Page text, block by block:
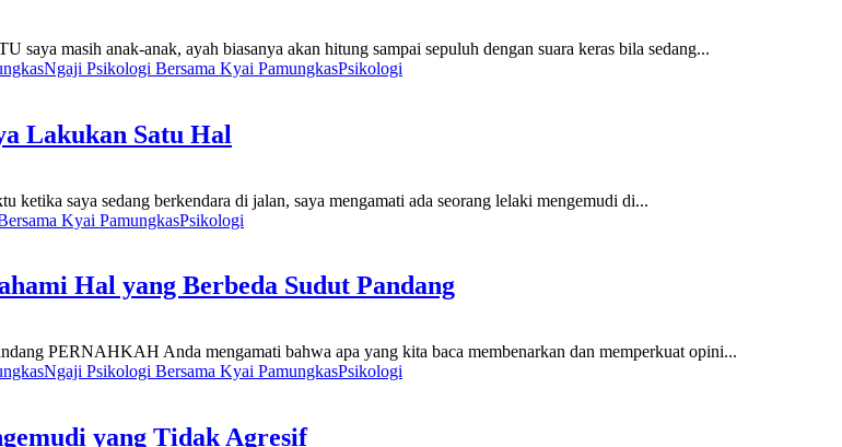
masih anak-anak, ayah biasanya akan hitung sampai sepuluh dengan suara keras bila sedang...
Ngaji Psikologi Bersama Kyai PamungkasPsikologi
Lakukan Satu Hal
saya sedang berkendara di jalan, saya mengamati ada seorang lelaki mengemudi di...
Kyai PamungkasPsikologi
Hal yang Berbeda Sudut Pandang
PERNAHKAH Anda mengamati bahwa apa yang kita baca membenarkan dan memperkuat opini...
Ngaji Psikologi Bersama Kyai PamungkasPsikologi
yang Tidak Agresif